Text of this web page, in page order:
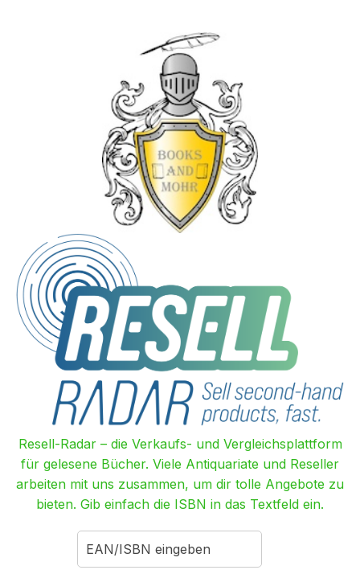
Resell-Radar – die Verkaufs- und Vergleichsplattform
für gelesene Bücher. Viele Antiquariate und Reseller
arbeiten mit uns zusammen, um dir tolle Angebote zu
bieten. Gib einfach die ISBN in das Textfeld ein.